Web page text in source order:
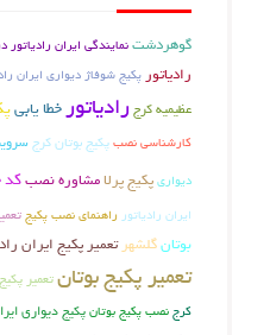
گوهردشتنمایندگی ایران
رادیاتورپکیج شوفاژ دیواری ایران
عظیمیه کرجرادیاتورخطا یابی
کارشناسی نصبپکیج بوتان کرج
دیواریپکیج پرلامشاوره نصبکد
ایران رادیاتور راهنمای نصب پکیج
بوتانگلشهرتعمیر پکیج ایران
تعمیر پکیج بوتانتعمیر
کرجنصب پکیج بوتانپکیج دیواری